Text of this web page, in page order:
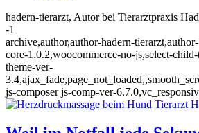
hadern-tierarzt, Autor bei Tierarztpraxis
-1
archive,author,author-hadern-
core-1.0.2,woocommerce-no-js,select-
theme-ver-
js-composer js-comp-ver-